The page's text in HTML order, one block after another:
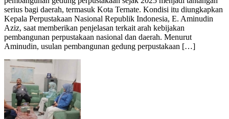
serius bagi daerah, termasuk Kota Ternate. Kondisi itu diungkapkan
Kepala Perpustakaan Nasional Republik Indonesia, E. Aminudin
Aziz, saat memberikan penjelasan terkait arah kebijakan
pembangunan perpustakaan nasional dan daerah. Menurut
Aminudin, usulan pembangunan gedung perpustakaan […]